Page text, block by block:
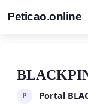
Peticao.online
P Portal